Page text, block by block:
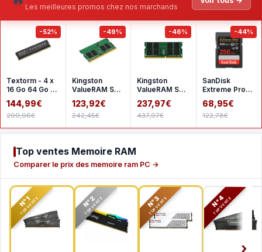
Les meilleures promos chez nos marchands
-52%
Textorm - 4 x
16 Go 64 Go -
DDR4 2666
MHz - CL19
144,99€
299,96€
-49%
Kingston
ValueRAM SO-
DIMM 16 Go
DDR4 3200
MHz CL22
123,92€
242,45€
-46%
Kingston
ValueRAM SO-
DIMM 32 Go
DDR4 3200
MHz CL22
237,97€
437,97€
-44%
SanDisk
Extreme Pro
SDHC UHS-I
256 Go
SDSDXXD-
68,95€
122,78€
Top ventes Memoire RAM
Comparer le prix des memoire ram PC →
N°1
TOP VENTE N°2
TOP VENTE N°3
TOP VENTE N°4
TOP VENTE